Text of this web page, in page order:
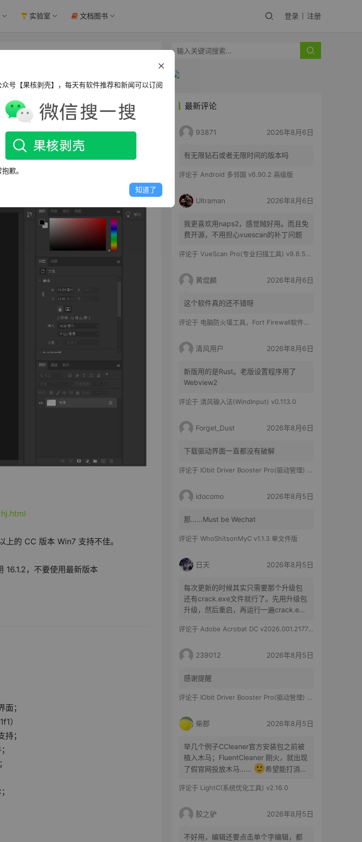
实验室 文档图书 登录 注册
- 果核剥壳
及照片后期处理大型专业软件。
业图片处理编辑软件，Photoshop 依然
了专为激发灵感而设计的强大编辑功
栩栩如生。
的 CC 版本 Win7 支持不佳。
16.1.2，不要使用最新版本
；
）
；
最新评论
93871 2026年8月6日
有无限钻石或者无限时间的版本吗
评论于 Android 多邻国 v6.90.2 高级版
Ultraman 2026年8月6日
我更喜欢用naps2，感觉贼好用。而且免
费开源，不用担心vuescan的补丁问题
评论于 VueScan Pro(专业扫描工具) v9.8.56.11 修改版
黄焜麟 2026年8月6日
这个软件真的还不错呀
评论于 电脑防火墙工具，Fort Firewall软件体验
清风用户 2026年8月6日
新版用的是Rust。老版设置程序用了
Webview2
评论于 清风输入法(WindInput) v0.113.0
Forget_Dust 2026年8月6日
下载驱动界面一直都没有破解
评论于 IObit Driver Booster Pro(驱动管理) v13.6.0.438 便携修改版
idocomo 2026年8月5日
那……Must be Wechat
评论于 WhoShitsonMyC v1.1.3 单文件版
日天 2026年8月5日
每次更新的时候其实只需要那个升级包
还有crack.exe文件就行了。先用升级包
升级，然后重启，再运行一遍crack.exe
评论于 Adobe Acrobat DC v2026.001.21779 特别版
239012 2026年8月5日
感谢提醒
评论于 IObit Driver Booster Pro(驱动管理) v13.6.0.438 便携修改版
柴郡 2026年8月5日
举几个例子CCleaner官方安装包之前被
植入木马；FluentCleaner 刚火，就出现
了假官网投放木马……
希望能打消你
评论于 LightC(系统优化工具) v2.16.0
胶之驴 2026年8月5日
不好用，编辑还要点击单个字编辑，都
号【果核剥壳】，每天有软件推荐和新闻可以订阅
歉。
知道了